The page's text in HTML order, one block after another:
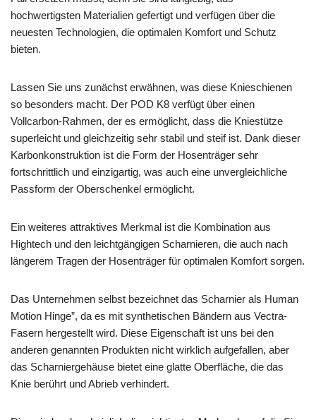
hochwertigsten Materialien gefertigt und verfügen über die
neuesten Technologien, die optimalen Komfort und Schutz
bieten.
Lassen Sie uns zunächst erwähnen, was diese Knieschienen
so besonders macht. Der POD K8 verfügt über einen
Vollcarbon-Rahmen, der es ermöglicht, dass die Kniestütze
superleicht und gleichzeitig sehr stabil und steif ist. Dank dieser
Karbonkonstruktion ist die Form der Hosenträger sehr
fortschrittlich und einzigartig, was auch eine unvergleichliche
Passform der Oberschenkel ermöglicht.
Ein weiteres attraktives Merkmal ist die Kombination aus
Hightech und den leichtgängigen Scharnieren, die auch nach
längerem Tragen der Hosenträger für optimalen Komfort sorgen.
Das Unternehmen selbst bezeichnet das Scharnier als Human
Motion Hinge”, da es mit synthetischen Bändern aus Vectra-
Fasern hergestellt wird. Diese Eigenschaft ist uns bei den
anderen genannten Produkten nicht wirklich aufgefallen, aber
das Scharniergehäuse bietet eine glatte Oberfläche, die das
Knie berührt und Abrieb verhindert.